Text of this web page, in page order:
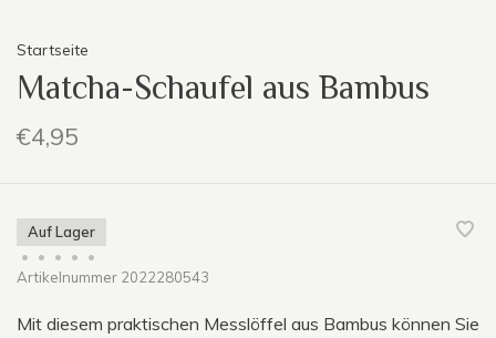
Startseite
Matcha-Schaufel aus Bambus
€4,95
Auf Lager
•
• • •
•
Artikelnummer 2022280543
Mit diesem praktischen Messlöffel aus Bambus können Sie